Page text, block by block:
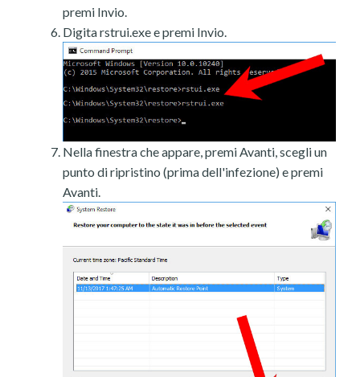
premi Invio.
Digita rstrui.exe e premi Invio.
Nella finestra che appare, premi Avanti, scegli un
punto di ripristino (prima dell'infezione) e premi
Avanti.